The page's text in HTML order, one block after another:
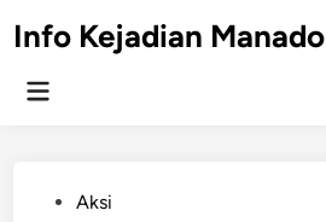
toInfo Kejadian Manado
Main
PostedAksi